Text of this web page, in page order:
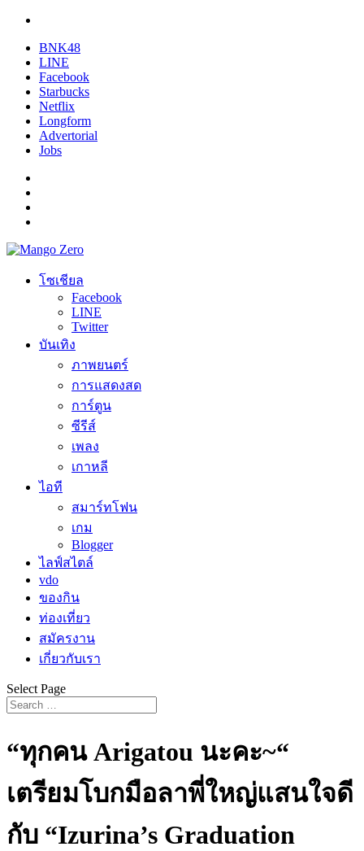
BNK48
LINE
Facebook
Starbucks
Netflix
Longform
Advertorial
Jobs
โซเชียล
Facebook
LINE
Twitter
บันเทิง
ภาพยนตร์
การแสดงสด
การ์ตูน
ซีรีส์
เพลง
เกาหลี
ไอที
สมาร์ทโฟน
เกม
Blogger
ไลฟ์สไตล์
vdo
ของกิน
ท่องเที่ยว
สมัครงาน
เกี่ยวกับเรา
Select Page
“ทุกคน Arigatou นะคะ~“
เตรียมโบกมือลาพี่ใหญ่แสนใจดี
กับ “Izurina’s Graduation